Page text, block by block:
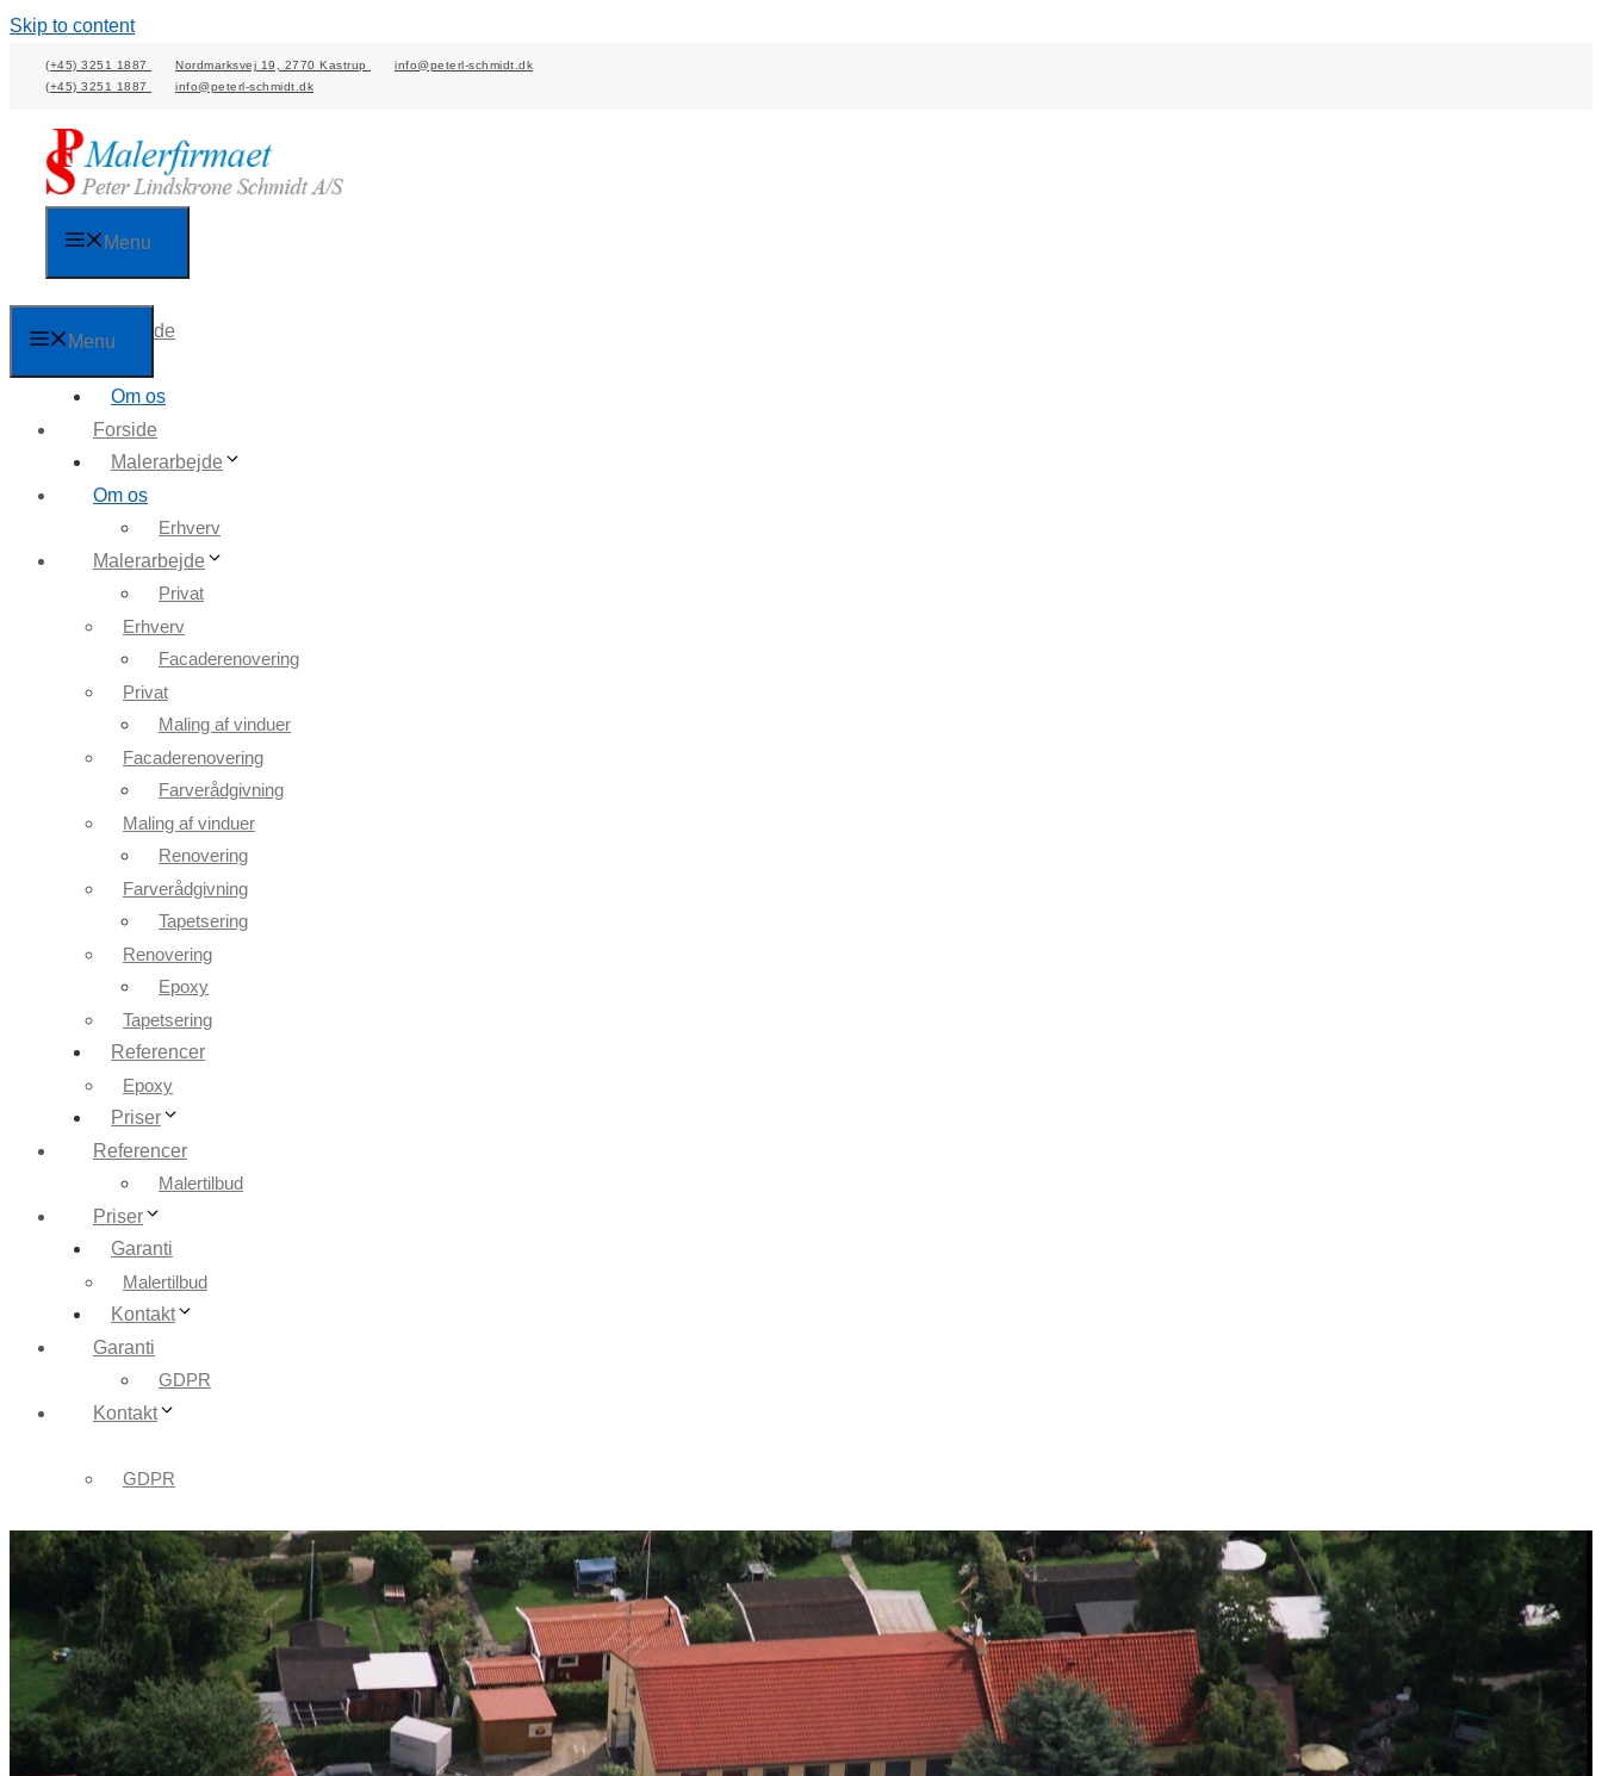
Skip to content
(+45) 3251 1887 Nordmarksvej 19, 2770 Kastrup
info@peterl-schmidt.dk
(+45) 3251 1887
info@peterl-schmidt.dk
Menu
Forside
Om os
Malerarbejde
Erhverv
Privat
Facaderenovering
Maling af vinduer
Farverådgivning
Renovering
Tapetsering
Epoxy
Referencer
Priser
Malertilbud
Garanti
Kontakt
GDPR
Menu
Forside
Om os
Malerarbejde
Erhverv
Privat
Facaderenovering
Maling af vinduer
Farverådgivning
Renovering
Tapetsering
Epoxy
Referencer
Priser
Malertilbud
Garanti
Kontakt
GDPR